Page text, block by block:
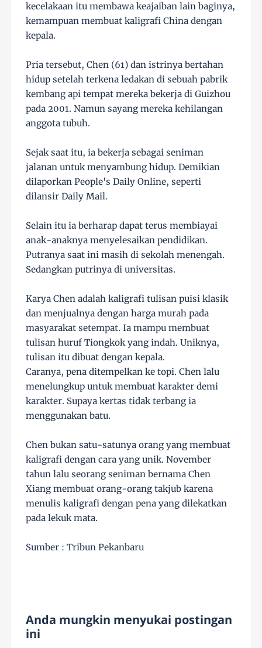
kecelakaan itu membawa keajaiban lain baginya,
kemampuan membuat kaligrafi China dengan
kepala.
Pria tersebut, Chen (61) dan istrinya bertahan
hidup setelah terkena ledakan di sebuah pabrik
kembang api tempat mereka bekerja di Guizhou
pada 2001. Namun sayang mereka kehilangan
anggota tubuh.
Sejak saat itu, ia bekerja sebagai seniman
jalanan untuk menyambung hidup. Demikian
dilaporkan People's Daily Online, seperti
dilansir Daily Mail.
Selain itu ia berharap dapat terus membiayai
anak-anaknya menyelesaikan pendidikan.
Putranya saat ini masih di sekolah menengah.
Sedangkan putrinya di universitas.
Karya Chen adalah kaligrafi tulisan puisi klasik
dan menjualnya dengan harga murah pada
masyarakat setempat. Ia mampu membuat
tulisan huruf Tiongkok yang indah. Uniknya,
tulisan itu dibuat dengan kepala.
Caranya, pena ditempelkan ke topi. Chen lalu
menelungkup untuk membuat karakter demi
karakter. Supaya kertas tidak terbang ia
menggunakan batu.
Chen bukan satu-satunya orang yang membuat
kaligrafi dengan cara yang unik. November
tahun lalu seorang seniman bernama Chen
Xiang membuat orang-orang takjub karena
menulis kaligrafi dengan pena yang dilekatkan
pada lekuk mata.
Sumber : Tribun Pekanbaru
Anda mungkin menyukai postingan
ini